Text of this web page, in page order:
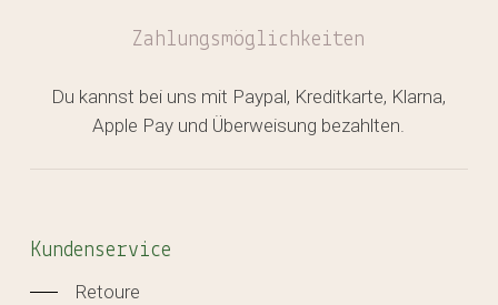
Zahlungsmöglichkeiten
Du kannst bei uns mit Paypal, Kreditkarte, Klarna,
Apple Pay und Überweisung bezahlten.
Kundenservice
Retoure